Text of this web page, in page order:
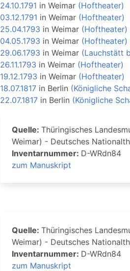
24.10.1791 inWeimar (Hoftheater)
03.12.1791 inWeimar (Hoftheater)
25.04.1793 inWeimar (Hoftheater)
04.05.1793 inWeimar (Hoftheater)
29.06.1793 inWeimar (Lauchstätt
26.11.1793 inWeimar (Hoftheater)
19.12.1793 inWeimar (Hoftheater)
18.07.1817 in Berlin (Königliche
22.07.1817 in Berlin (Königliche
Quelle:Thüringisches
Weimar) - Deutsches
Inventarnummer: D-WRdn84
zum Manuskript
Quelle:Thüringisches
Weimar) - Deutsches
Inventarnummer: D-WRdn84
zum Manuskript